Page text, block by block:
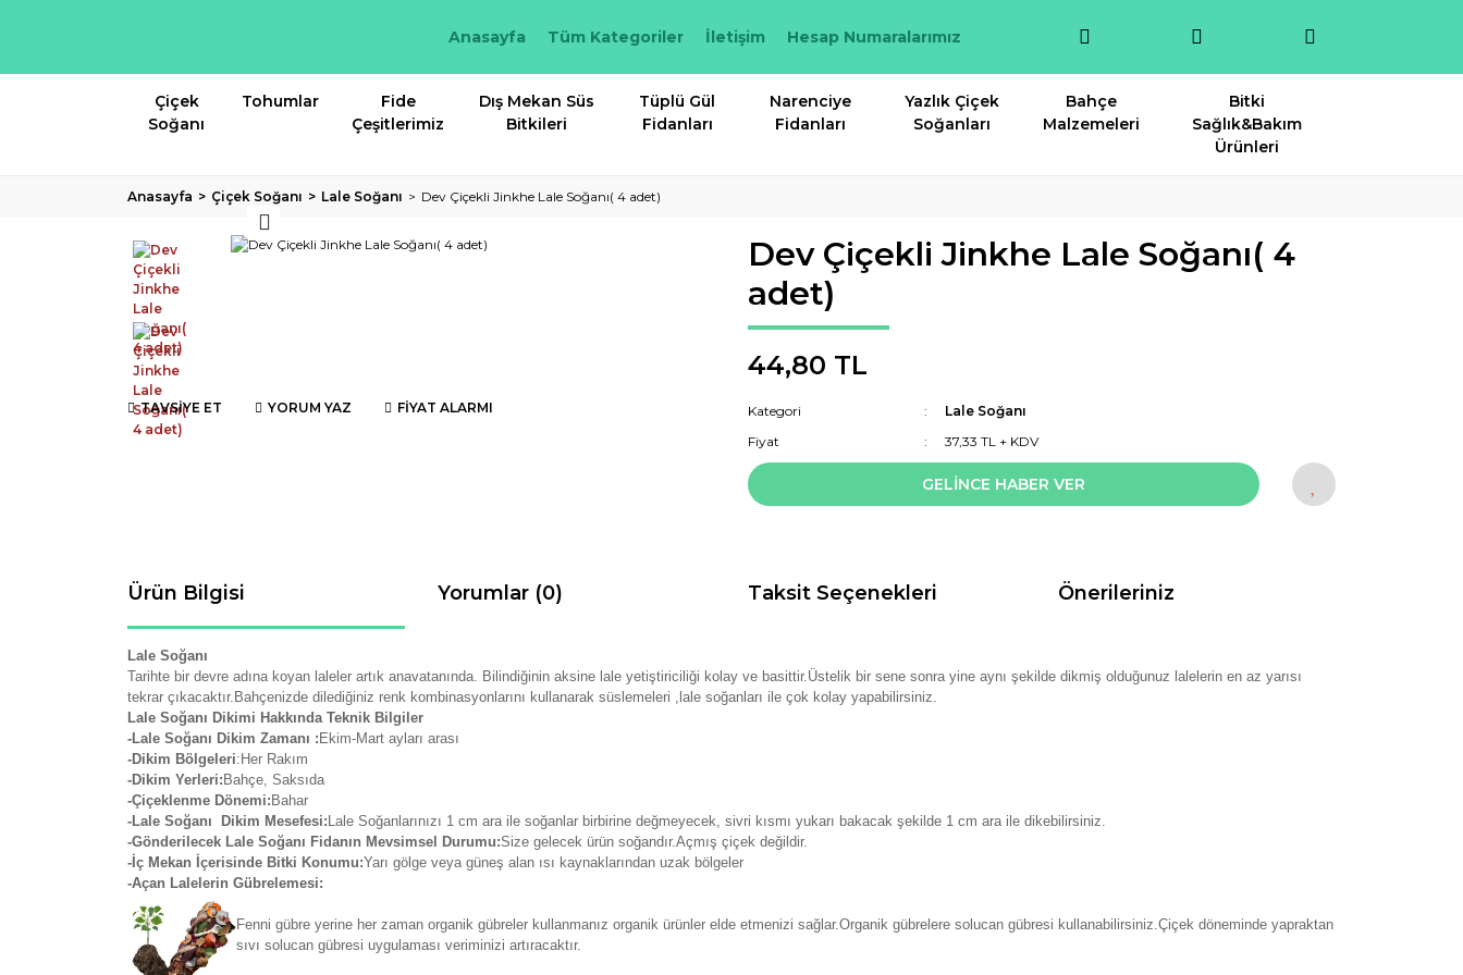
Anasayfa Tüm Kategoriler İletişim Hesap Numaralarımız
Çiçek
Soğanı
Tohumlar
Fide
Çeşitlerimiz
Dış Mekan Süs
Bitkileri
Tüplü Gül
Fidanları
Narenciye
Fidanları
Yazlık Çiçek
Soğanları
Bahçe
Malzemeleri
Bitki
Sağlık&Bakım
Ürünleri
Anasayfa Çiçek Soğanı Lale Soğanı Dev Çiçekli Jinkhe Lale Soğanı( 4 adet)
TAVSİYE ET YORUM YAZ FİYAT ALARMI
Dev Çiçekli Jinkhe Lale Soğanı( 4
adet)
44,80 TL
Kategori
Lale Soğanı
Fiyat
37,33 TL + KDV
GELİNCE HABER VER
Ürün Bilgisi Yorumlar (0) Taksit Seçenekleri Önerileriniz
Lale Soğanı
Tarihte bir devre adına koyan laleler artık anavatanında. Bilindiğinin aksine lale yetiştiriciliği kolay ve basittir.Üstelik bir sene sonra yine aynı şekilde dikmiş olduğunuz lalelerin en az yarısı
tekrar çıkacaktır.Bahçenizde dilediğiniz renk kombinasyonlarını kullanarak süslemeleri ,lale soğanları ile çok kolay yapabilirsiniz.
Lale Soğanı Dikimi Hakkında Teknik Bilgiler
-Lale Soğanı Dikim Zamanı : Ekim-Mart ayları arası
-Dikim Bölgeleri:Her Rakım
-Dikim Yerleri: Bahçe, Saksıda
-Çiçeklenme Dönemi: Bahar
-Lale Soğanı Dikim Mesefesi: Lale Soğanlarınızı 1 cm ara ile soğanlar birbirine değmeyecek, sivri kısmı yukarı bakacak şekilde 1 cm ara ile dikebilirsiniz.
-Gönderilecek Lale Soğanı Fidanın Mevsimsel Durumu:Size gelecek ürün soğandır.Açmış çiçek değildir.
-İç Mekan İçerisinde Bitki Konumu:Yarı gölge veya güneş alan ısı kaynaklarından uzak bölgeler
-Açan Lalelerin Gübrelemesi:
Fenni gübre yerine her zaman organik gübreler kullanmanız organik ürünler elde etmenizi sağlar.Organik gübrelere solucan gübresi kullanabilirsiniz.Çiçek döneminde yapraktan
sıvı solucan gübresi uygulaması veriminizi artıracaktır.